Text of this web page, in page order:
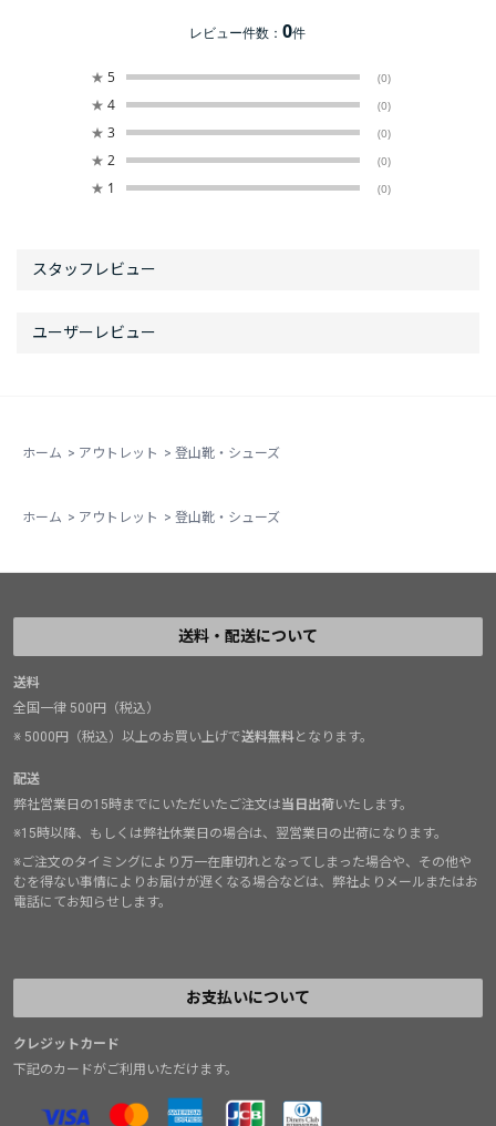
レビュー件数：0件
★ 5 (0)
★ 4 (0)
★ 3 (0)
★ 2 (0)
★ 1 (0)
ホーム > アウトレット > 登山靴・シューズ
ホーム > アウトレット > 登山靴・シューズ
送料・配送について
送料
全国一律 500円（税込）
※ 5000円（税込）以上のお買い上げで送料無料となります。
配送
弊社営業日の15時までにいただいたご注文は当日出荷いたします。
※15時以降、もしくは弊社休業日の場合は、翌営業日の出荷になります。
※ご注文のタイミングにより万一在庫切れとなってしまった場合や、その他や
むを得ない事情によりお届けが遅くなる場合などは、弊社よりメールまたはお
電話にてお知らせします。
お支払いについて
クレジットカード
下記のカードがご利用いただけます。